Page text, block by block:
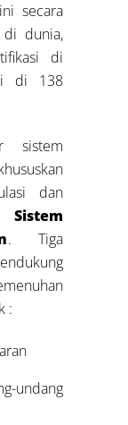
secara
di dunia,
di
di 138
sistem
dan
Sistem
. Tiga
:
undang